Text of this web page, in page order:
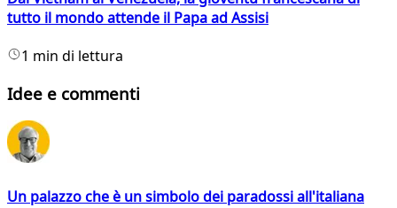
tutto il mondo attende il Papa ad Assisi
1 min di lettura
Idee e commenti
Un palazzo che è un simbolo dei paradossi all'italiana